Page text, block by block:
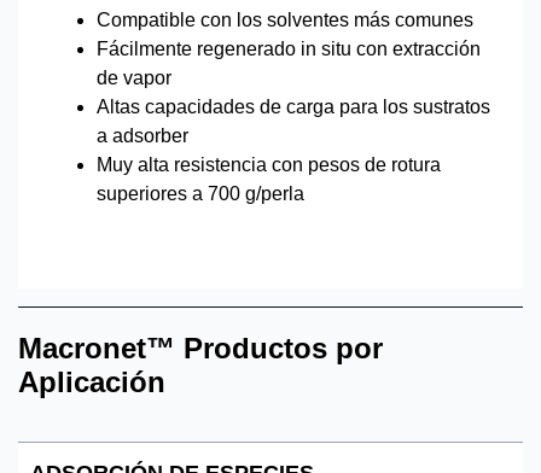
Compatible con los solventes más comunes
Fácilmente regenerado in situ con extracción
de vapor
Altas capacidades de carga para los sustratos
a adsorber
Muy alta resistencia con pesos de rotura
superiores a 700 g/perla
Macronet™ Productos por
Aplicación